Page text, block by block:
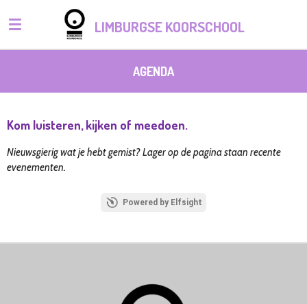
Ga
direct
naar
hoofdinhoud
LIMBURGSE KOORSCHOOL
AGENDA
Kom luisteren, kijken of meedoen.
Nieuwsgierig wat je hebt gemist? Lager op de pagina staan recente
evenementen.
Powered by Elfsight